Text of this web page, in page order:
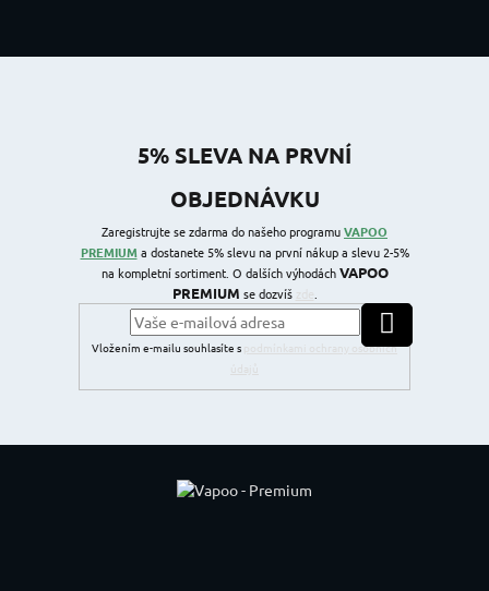
5% SLEVA NA PRVNÍ
OBJEDNÁVKU
Zaregistrujte se zdarma do našeho programuVAPOO
PREMIUM a dostanete 5% slevu na první nákup a slevu 2-5%
na kompletní sortiment. O dalších výhodáchVAPOO
PREMIUM se dozvíš
Vložením e-mailu souhlasíte s
podmínkami ochrany osobních